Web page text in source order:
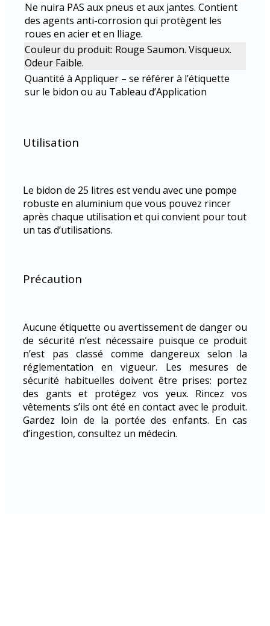
Ne nuira PAS aux pneus et aux jantes. Contient
des agents anti-corrosion qui protègent les
roues en acier et en lliage.
Couleur du produit: Rouge Saumon. Visqueux.
Odeur Faible.
Quantité à Appliquer – se référer à l’étiquette
sur le bidon ou au Tableau d’Application
Utilisation
Le bidon de 25 litres est vendu avec une pompe
robuste en aluminium que vous pouvez rincer
après chaque utilisation et qui convient pour tout
un tas d’utilisations.
Précaution
Aucune étiquette ou avertissement de danger ou
de sécurité n’est nécessaire puisque ce produit
n’est pas classé comme dangereux selon la
réglementation en vigueur. Les mesures de
sécurité habituelles doivent être prises: portez
des gants et protégez vos yeux. Rincez vos
vêtements s’ils ont été en contact avec le produit.
Gardez loin de la portée des enfants. En cas
d’ingestion, consultez un médecin.